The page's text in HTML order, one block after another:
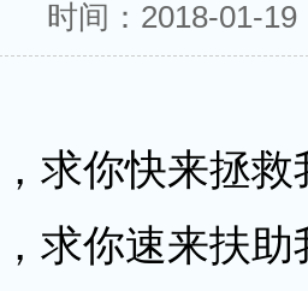
时间：2018-01-
求你快来拯救
求你速来扶助